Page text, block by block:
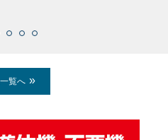
覧へ